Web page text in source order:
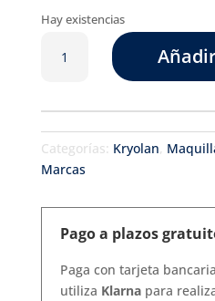
Hay existencias
MINI
Categorías: Kryolan,
Marcas
Pago a plazos
Paga con tarjeta
utiliza Klarnapara